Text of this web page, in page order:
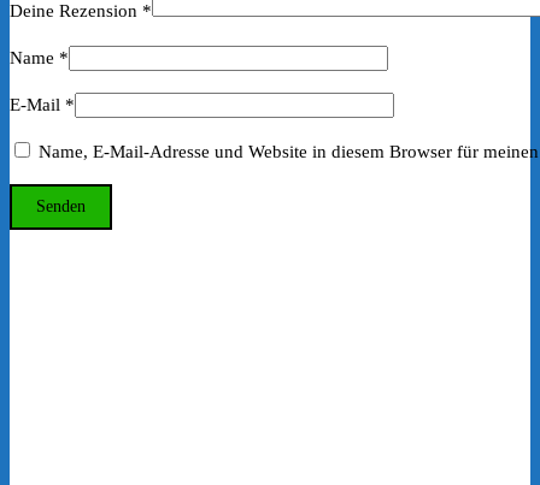
Deine Rezension *
Name *
E-Mail *
Name, E-Mail-Adresse und Website in diesem Browser für